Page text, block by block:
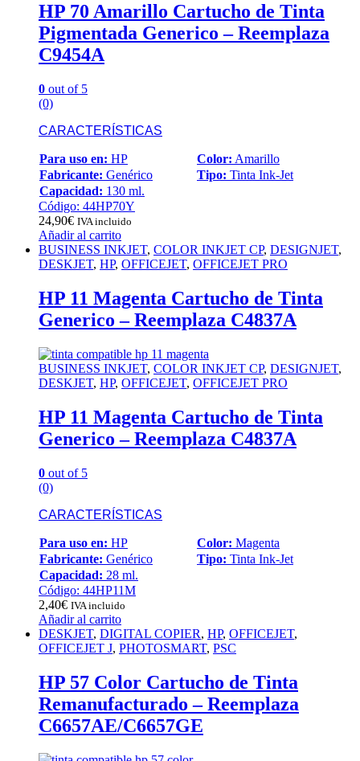
HP 70 Amarillo Cartucho de Tinta
Pigmentada Generico – Reemplaza
C9454A
0 out of 5
(0)
CARACTERÍSTICAS
Para uso en: HP Color: Amarillo
Fabricante: Genérico Tipo: Tinta Ink-Jet
Capacidad: 130 ml.
Código: 44HP70Y
24,90€ IVA incluido
Añadir al carrito
BUSINESS INKJET, COLOR INKJET CP, DESIGNJET,
DESKJET, HP, OFFICEJET, OFFICEJET PRO
HP 11 Magenta Cartucho de Tinta
Generico – Reemplaza C4837A
BUSINESS INKJET, COLOR INKJET CP, DESIGNJET,
DESKJET, HP, OFFICEJET, OFFICEJET PRO
HP 11 Magenta Cartucho de Tinta
Generico – Reemplaza C4837A
0 out of 5
(0)
CARACTERÍSTICAS
Para uso en: HP Color: Magenta
Fabricante: Genérico Tipo: Tinta Ink-Jet
Capacidad: 28 ml.
Código: 44HP11M
2,40€ IVA incluido
Añadir al carrito
DESKJET, DIGITAL COPIER, HP, OFFICEJET,
OFFICEJET J, PHOTOSMART, PSC
HP 57 Color Cartucho de Tinta
Remanufacturado – Reemplaza
C6657AE/C6657GE